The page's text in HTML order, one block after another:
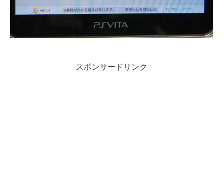
スポンサードリンク